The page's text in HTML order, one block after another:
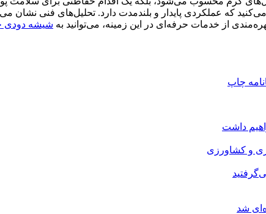
که عملکردی پایدار و بلندمدت دارد. تحلیل‌های فنی نشان
از خدمات حرفه‌ای در این زمینه، می‌توانید به شیشه دودی
چاپ
داشت
و کشاورزی
شد